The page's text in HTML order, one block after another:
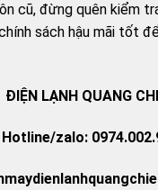
cũ, đừng quên kiểm
sách hậu mãi tốt
ĐIỆN LẠNH QUANG
Hotline/zalo: